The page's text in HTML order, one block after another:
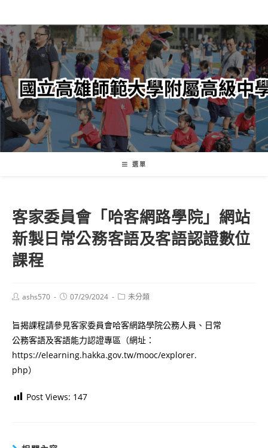
轉
至
主
內
容
選單
客家委員會「哈客網路學院」網站
新製日常公務客語及客語認證數位
課程
Postashs570
Post07/29/2024
Post未分類
旨揭課程請參見客家委員會哈客網路學院公務人員、日常
公務客語及客語能力認證專區（網址：
https://elearning.hakka.gov.tw/mooc/explorer.
php）
Post Views: 147